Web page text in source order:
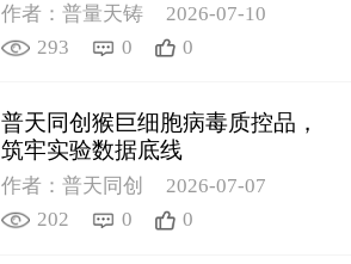
作者：普量天铸
2026-07-10
293
0 0
普天同创猴巨细胞病毒质控品，
筑牢实验数据底线
作者：普天同创
2026-07-07
202
0 0